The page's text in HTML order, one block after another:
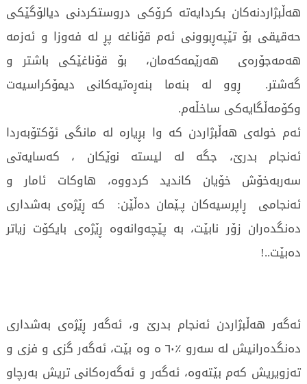
هەڵبژاردنەکان بکردایەتە کرۆکی دروستکردنی دیالۆگێکی
حەقیقی بۆ تێپەڕبوونی ئەم قۆناغە پڕ لە فەوزا و ئەزمە
هەمەجۆرەی هەرێمەکەمان، بۆ قۆناغێکی باشتر و
گەشتر. ڕوو لە بنەما بنەڕەتیەکانی دیمۆکراسیەت
وکۆمەڵگایەکی ساخڵەم.
ئەم خولەی هەڵبژاردن کە وا بڕیارە لە ‌‌مانگی ئۆکتۆبەردا
ئەنجام بدرێ، جگە لە لیستە نوێکان ، کەسایەتی
سەربەخۆش خۆیان کاندید کردووە، هاوکات ئامار و
ئەنجامی ڕاپرسیەکان پـێمان دەڵێن‌‌: کە ڕێژەی بەشداری
دەنگدەران زۆر نابێت، بە پێچەوانەوە ڕێژەی بایکۆت زیاتر
دەبێت..!
ئەگەر هەڵبژاردن ئەنجام بدرێ و، ئەگەر ڕێژەی بەشداری
دەنگدەرانیش لە سەرو ٪٦٠ ە وە بێت، ئەگەر گزی و فزی و
تەزویریش کەم بێتەوە، ئەگەر و ئەگەرەکانی تریش بەرچاو